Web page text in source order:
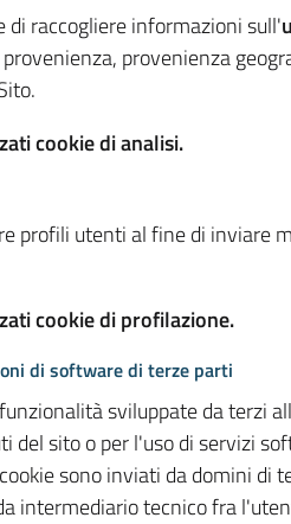
di raccogliere informazioni sull'
provenienza
cookie di analisi.
profili utenti al fine di
cookie di profilazione.
di software di terze parti
sviluppate da terzi
del sito o per l'uso di servizi
sono inviati da domini
intermediario tecnico fra